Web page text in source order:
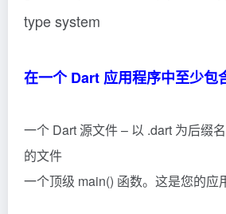
type system
在一个 Dart 应用程序中至少包
一个 Dart 源文件 – 以 .dart 为后缀
的文件
一个顶级 main() 函数。这是您的应